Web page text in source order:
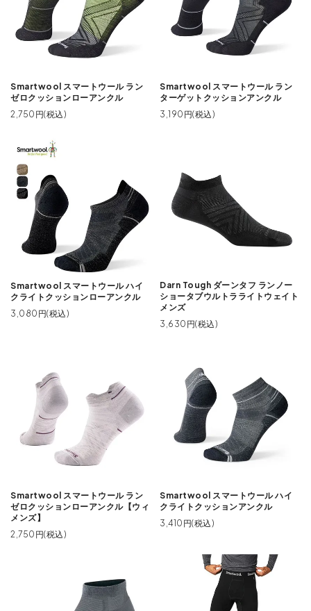
Smartwool スマートウール ラン
ゼロクッションローアンクル
2,750円(税込)
Smartwool スマートウール ラン
ターゲットクッションアンクル
3,190円(税込)
Smartwool スマートウール ハイ
クライトクッションローアンクル
3,080円(税込)
Darn Tough ダーンタフ ランノー
ショータブウルトラライトウェイト
メンズ
3,630円(税込)
Smartwool スマートウール ラン
ゼロクッションローアンクル【ウィ
メンズ】
2,750円(税込)
Smartwool スマートウール ハイ
クライトクッションアンクル
3,410円(税込)